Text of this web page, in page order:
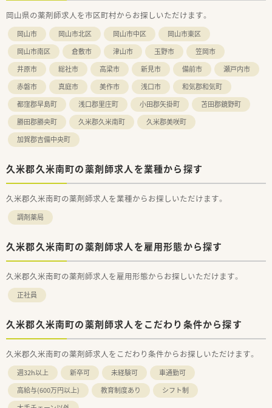
【求人情報について】
■正社員の勤務薬剤師としてお迎えし、経験や能力をしっかりと
考慮した上で規定により給与額を決定いたします。
■福利厚生として各種社会保険が完備されているほか、定期健康
診断の実施やスタッフが楽しめる同好会活動もあります。
■長く勤務を続けることで、将来的な昇給やキャリアアップに伴
い年収800万円まで目指せる伸びしろがある求人です。
岡山県の薬剤師求人を市区町村からお探しいただけます。
岡山市 岡山市北区 岡山市中区
岡山市東区
岡山市南区
倉敷市 津山市 玉野市
笠岡市
井原市
総社市 高梁市 新見市 備前市
瀬戸内市
赤磐市
真庭市 美作市 浅口市
和気郡和気町
都窪郡早島町
浅口郡里庄町 小田郡矢掛町
苫田郡鏡野町
勝田郡勝央町
久米郡久米南町
久米郡美咲町
加賀郡吉備中央町
久米郡久米南町の薬剤師求人を業種から探す
久米郡久米南町の薬剤師求人を業種からお探しいただけます。
調剤薬局
久米郡久米南町の薬剤師求人を雇用形態から探す
久米郡久米南町の薬剤師求人を雇用形態からお探しいただけます。
正社員
久米郡久米南町の薬剤師求人をこだわり条件から探す
久米郡久米南町の薬剤師求人をこだわり条件からお探しいただけます。
週32h以上 新卒可 未経験可
車通勤可
高給与(600万円以上)
教育制度あり
シフト制